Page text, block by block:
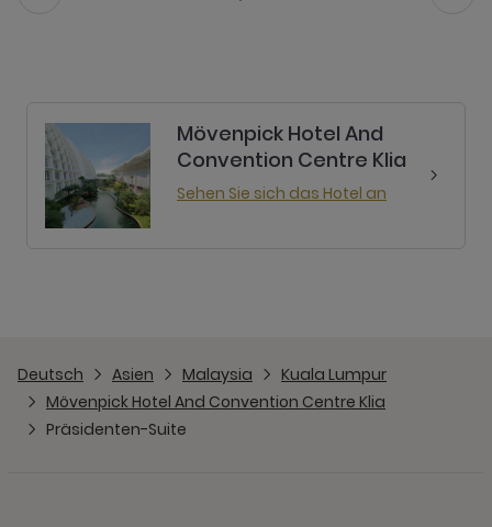
Mövenpick Hotel And
Convention Centre Klia
Sehen Sie sich das Hotel an
Deutsch Asien Malaysia
Kuala Lumpur
Mövenpick Hotel And Convention Centre Klia
Präsidenten-Suite